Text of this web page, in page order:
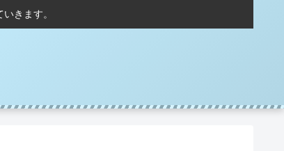
きます。